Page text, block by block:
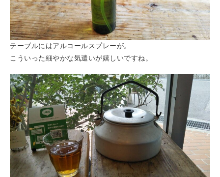
テーブルにはアルコールスプレーが。
こういった細やかな気遣いが嬉しいですね。